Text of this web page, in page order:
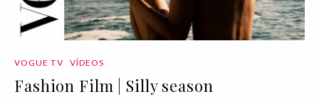
VOGUE TV VÍDEOS
Fashion Film | Silly season